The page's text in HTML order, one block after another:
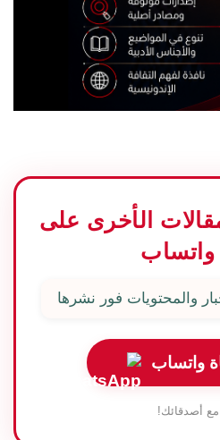
الأخرى على
واتساب
والمحتويات فور نشرها
واتساب
أصدقائك!